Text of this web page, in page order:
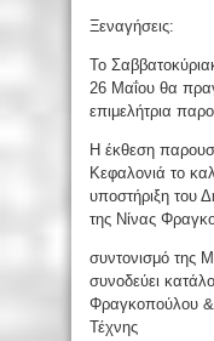
Ξεναγήσεις:
Το
26 Μαΐου θα
επιμελήτρια
Η έκθεση
Κεφαλονιά το
υποστήριξη του
της Νίνας
συντονισμό της
συνοδεύει
Φραγκοπούλου
Τέχνης